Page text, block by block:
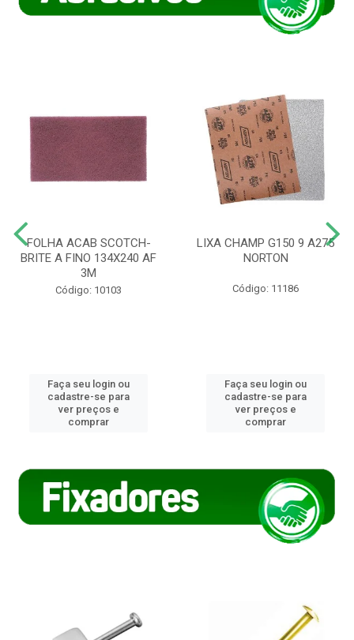
FOLHA ACAB SCOTCH-
BRITE A FINO 134X240 AF
3M
Código: 10103
Faça seu login ou
cadastre-se para
ver preços e
comprar
LIXA CHAMP G150 9 A275
NORTON
Código: 11186
Faça seu login ou
cadastre-se para
ver preços e
comprar